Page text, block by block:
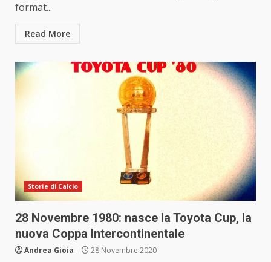
format...
Read More
Storie di Calcio
28 Novembre 1980: nasce la Toyota Cup, la
nuova Coppa Intercontinentale
Andrea Gioia 28 Novembre 2020